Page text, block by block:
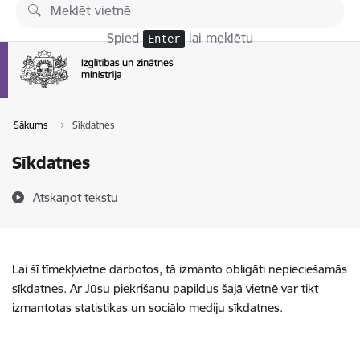
Pāriet uz lapas saturu
Spied Enter lai meklētu
Sākums Sīkdatnes
Sīkdatnes
Atskaņot tekstu
Lai šī tīmekļvietne darbotos, tā izmanto obligāti nepieciešamās
sīkdatnes. Ar Jūsu piekrišanu papildus šajā vietnē var tikt
izmantotas statistikas un sociālo mediju sīkdatnes.